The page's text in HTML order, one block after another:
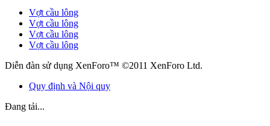
Vợt cầu lông
Vợt cầu lông
Vợt cầu lông
Vợt cầu lông
Diễn đàn sử dụng XenForo™ ©2011 XenForo Ltd.
Quy định và Nội quy
Đang tải...